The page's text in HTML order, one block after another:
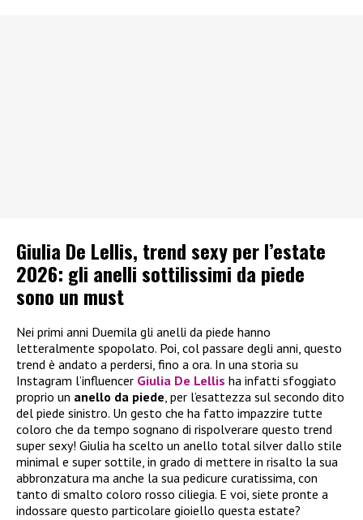
Giulia De Lellis, trend sexy per l’estate
2026: gli anelli sottilissimi da piede
sono un must
Nei primi anni Duemila gli anelli da piede hanno
letteralmente spopolato. Poi, col passare degli anni, questo
trend è andato a perdersi, fino a ora. In una storia su
Instagram l’influencer Giulia De Lellis ha infatti sfoggiato
proprio un anello da piede, per l’esattezza sul secondo dito
del piede sinistro. Un gesto che ha fatto impazzire tutte
coloro che da tempo sognano di rispolverare questo trend
super sexy! Giulia ha scelto un anello total silver dallo stile
minimal e super sottile, in grado di mettere in risalto la sua
abbronzatura ma anche la sua pedicure curatissima, con
tanto di smalto coloro rosso ciliegia. E voi, siete pronte a
indossare questo particolare gioiello questa estate?